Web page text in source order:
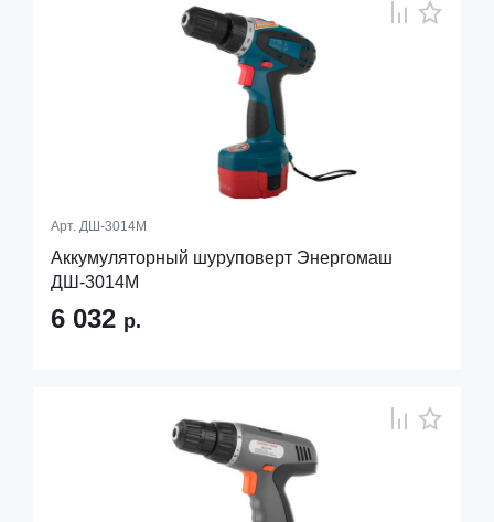
Арт. ДШ-3014М
Аккумуляторный шуруповерт Энергомаш
ДШ-3014М
6 032 р.